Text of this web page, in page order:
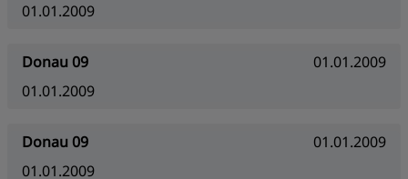
01.01.2009
Donau 09
01.01.2009
01.01.2009
Donau 09
01.01.2009
01.01.2009